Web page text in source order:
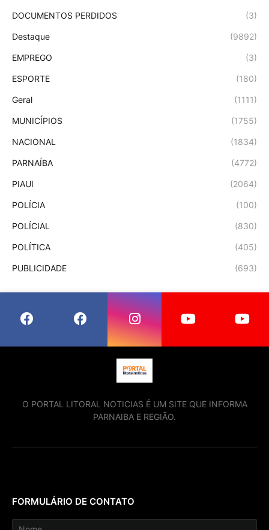
DOCUMENTOS PERDIDOS (3)
Destaque (9892)
EMPREGO (3)
ESPORTE (180)
Geral (1111)
MUNICÍPIOS (1755)
NACIONAL (1834)
PARNAÍBA (4772)
PIAUI (2064)
POLÍCIA (100)
POLÍCIAL (830)
POLÍTICA (405)
PUBLICIDADE (693)
O PORTAL LITORAL NOTICIAS É UM SITE QUE INFORMA
PARNAIBA E REGIÃO.
FORMULÁRIO DE CONTATO